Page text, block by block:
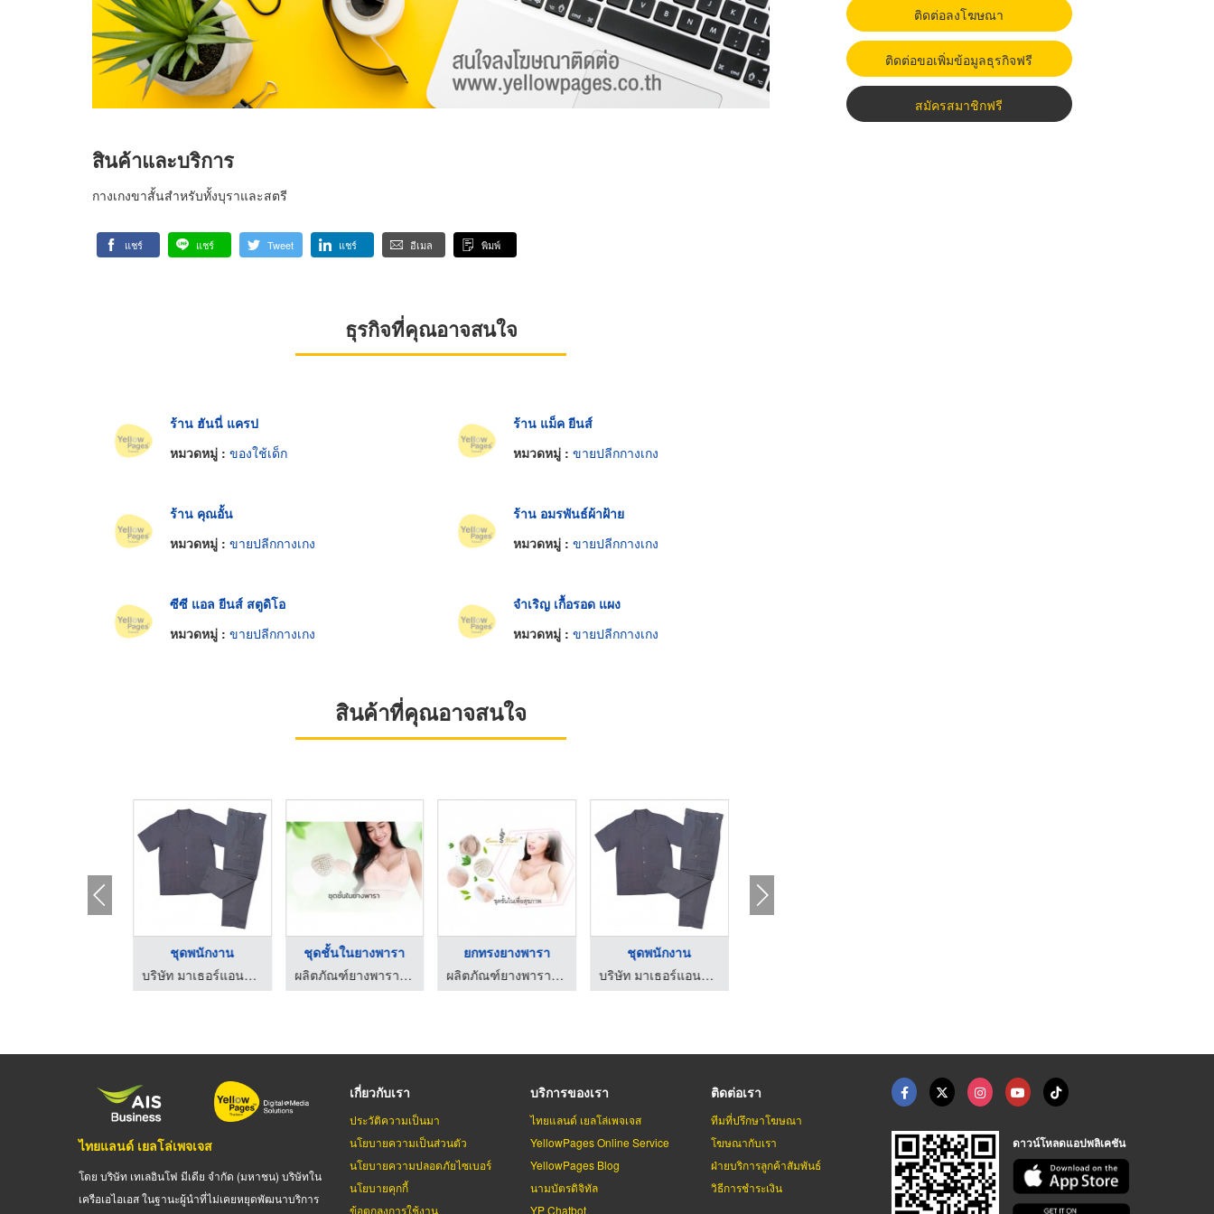
สินค้าและบริการ
กางเกงขาสั้นสำหรับทั้งบุราและสตรี
แชร์ แชร์ Tweet แชร์ อีเมล พิมพ์
ธุรกิจที่คุณอาจสนใจ
ร้าน ฮันนี่ แครป
หมวดหมู่ : ของใช้เด็ก
ร้าน แม็ค ยีนส์
หมวดหมู่ : ขายปลีกกางเกง
ร้าน คุณอั้น
หมวดหมู่ : ขายปลีกกางเกง
ร้าน อมรพันธ์ผ้าฝ้าย
หมวดหมู่ : ขายปลีกกางเกง
ซีซี แอล ยีนส์ สตูดิโอ
หมวดหมู่ : ขายปลีกกางเกง
จำเริญ เกื้อรอด แผง
หมวดหมู่ : ขายปลีกกางเกง
สินค้าที่คุณอาจสนใจ
ชุดพนักงาน
บริษัท มาเธอร์แอนด์เซ็น จำกัด
ชุดชั้นในยางพารา
ผลิตภัณฑ์ยางพารา เฮงลี่ไท้ ลาเท็กซ์
ยกทรงยางพารา
ผลิตภัณฑ์ยางพารา เฮงลี่ไท้ ลาเท็กซ์
ชุดพนักงาน
บริษัท มาเธอร์แอนด์เซ็น จำกัด
ติดต่อลงโฆษณา
ติดต่อขอเพิ่มข้อมูลธุรกิจฟรี
สมัครสมาชิกฟรี
ไทยแลนด์ เยลโล่เพจเจส
โดย บริษัท เทเลอินโฟ มีเดีย จำกัด (มหาชน) บริษัทใน
เครือเอไอเอส ในฐานะผู้นำที่ไม่เคยหยุดพัฒนาบริการ
เกี่ยวกับเรา
ประวัติความเป็นมา
นโยบายความเป็นส่วนตัว
นโยบายความปลอดภัยไซเบอร์
นโยบายคุกกี้
ข้อตกลงการใช้งาน
บริการของเรา
ไทยแลนด์ เยลโล่เพจเจส
YellowPages Online Service
YellowPages Blog
นามบัตรดิจิทัล
YP Chatbot
ติดต่อเรา
ทีมที่ปรึกษาโฆษณา
โฆษณากับเรา
ฝ่ายบริการลูกค้าสัมพันธ์
วิธีการชำระเงิน
ดาวน์โหลดแอปพลิเคชัน